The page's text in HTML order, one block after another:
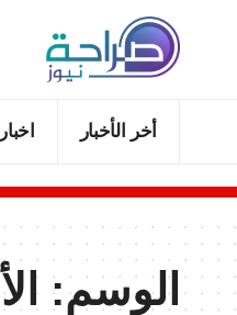
أخر الأخبار
الوسم: